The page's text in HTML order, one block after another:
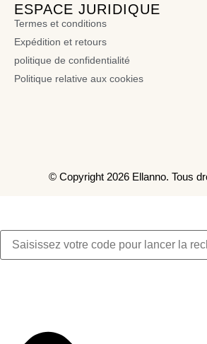
ESPACE JURIDIQUE
Termes et conditions
Expédition et retours
politique de confidentialité
Politique relative aux cookies
© Copyright 2026 Ellanno. Tous